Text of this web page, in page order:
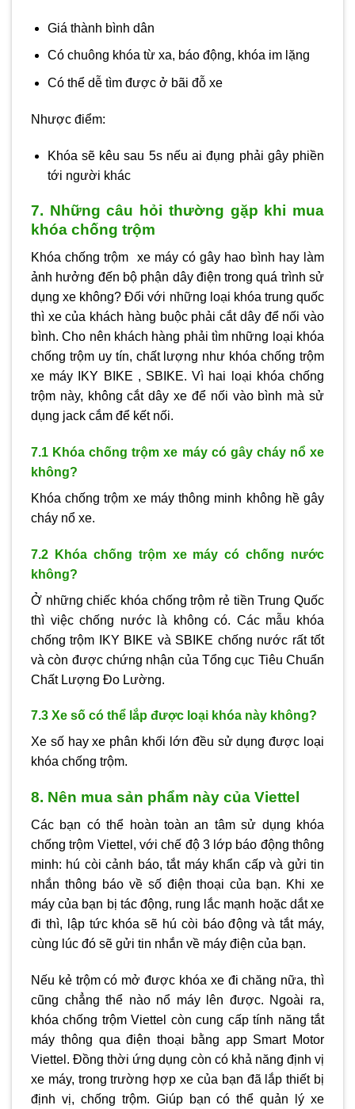
Giá thành bình dân
Có chuông khóa từ xa, báo động, khóa im lặng
Có thể dễ tìm được ở bãi đỗ xe
Nhược điểm:
Khóa sẽ kêu sau 5s nếu ai đụng phải gây phiền
tới người khác
7. Những câu hỏi thường gặp khi mua
khóa chống trộm
Khóa chống trộm xe máy có gây hao bình hay làm
ảnh hưởng đến bộ phận dây điện trong quá trình sử
dụng xe không? Đối với những loại khóa trung quốc
thì xe của khách hàng buộc phải cắt dây để nối vào
bình. Cho nên khách hàng phải tìm những loại khóa
chống trộm uy tín, chất lượng như khóa chống trộm
xe máy IKY BIKE , SBIKE. Vì hai loại khóa chống
trộm này, không cắt dây xe để nối vào bình mà sử
dụng jack cắm để kết nối.
7.1 Khóa chống trộm xe máy có gây cháy nổ xe
không?
Khóa chống trộm xe máy thông minh không hề gây
cháy nổ xe.
7.2 Khóa chống trộm xe máy có chống nước
không?
Ở những chiếc khóa chống trộm rẻ tiền Trung Quốc
thì việc chống nước là không có. Các mẫu khóa
chống trộm IKY BIKE và SBIKE chống nước rất tốt
và còn được chứng nhận của Tổng cục Tiêu Chuẩn
Chất Lượng Đo Lường.
7.3 Xe số có thể lắp được loại khóa này không?
Xe số hay xe phân khối lớn đều sử dụng được loại
khóa chống trộm.
8. Nên mua sản phẩm này của Viettel
Các bạn có thể hoàn toàn an tâm sử dụng khóa
chống trộm Viettel, với chế độ 3 lớp báo động thông
minh: hú còi cảnh báo, tắt máy khẩn cấp và gửi tin
nhắn thông báo về số điện thoại của bạn. Khi xe
máy của bạn bị tác động, rung lắc mạnh hoặc dắt xe
đi thì, lập tức khóa sẽ hú còi báo động và tắt máy,
cùng lúc đó sẽ gửi tin nhắn về máy điện của bạn.
Nếu kẻ trộm có mở được khóa xe đi chăng nữa, thì
cũng chẳng thể nào nổ máy lên được. Ngoài ra,
khóa chống trộm Viettel còn cung cấp tính năng tắt
máy thông qua điện thoại bằng app Smart Motor
Viettel. Đồng thời ứng dụng còn có khả năng định vị
xe máy, trong trường hợp xe của bạn đã lắp thiết bị
định vị, chống trộm. Giúp bạn có thể quản lý xe